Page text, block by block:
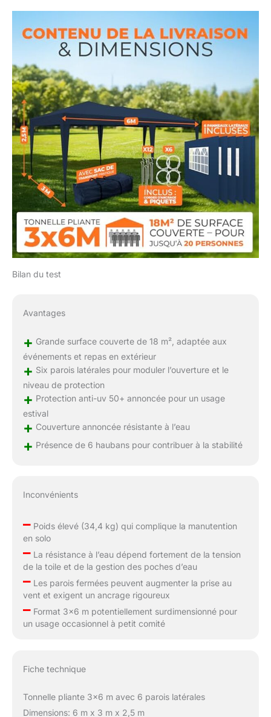
Bilan du test
Avantages
+ Grande surface couverte de 18 m², adaptée aux
événements et repas en extérieur
+ Six parois latérales pour moduler l’ouverture et le
niveau de protection
+ Protection anti-uv 50+ annoncée pour un usage
estival
+ Couverture annoncée résistante à l’eau
+ Présence de 6 haubans pour contribuer à la stabilité
Inconvénients
–Poids élevé (34,4 kg) qui complique la manutention
en solo
–La résistance à l’eau dépend fortement de la tension
de la toile et de la gestion des poches d’eau
–Les parois fermées peuvent augmenter la prise au
vent et exigent un ancrage rigoureux
–Format 3×6 m potentiellement surdimensionné pour
un usage occasionnel à petit comité
Fiche technique
Tonnelle pliante 3×6 m avec 6 parois latérales
Dimensions: 6 m x 3 m x 2,5 m